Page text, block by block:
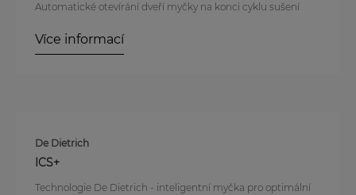
Automatické otevírání dveří myčky na konci cyklu sušení
Více informací
De Dietrich
ICS+
Technologie De Dietrich - inteligentní myčka pro optimální